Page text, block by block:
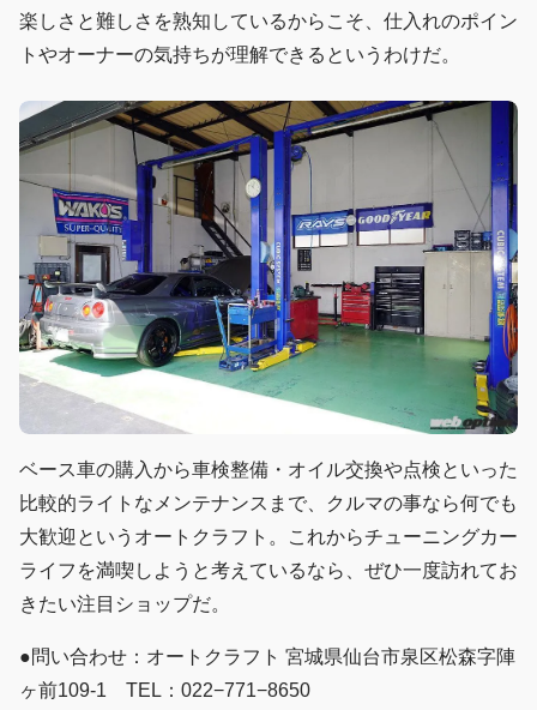
楽しさと難しさを熟知しているからこそ、仕入れのポイン
トやオーナーの気持ちが理解できるというわけだ。
ベース車の購入から車検整備・オイル交換や点検といった
比較的ライトなメンテナンスまで、クルマの事なら何でも
大歓迎というオートクラフト。これからチューニングカー
ライフを満喫しようと考えているなら、ぜひ一度訪れてお
きたい注目ショップだ。
●問い合わせ：オートクラフト 宮城県仙台市泉区松森字陣
ヶ前109-1 TEL：022−771−8650